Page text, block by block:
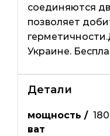
соединяются
позволяет
Украине.
Детали
мощность /
ват